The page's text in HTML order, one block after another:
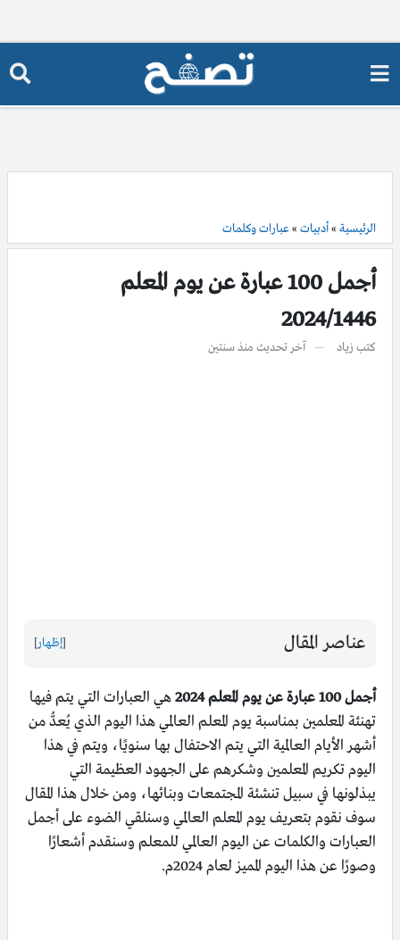
الرئيسية »أدبيات »عبارات وكلمات
أجمل 100 عبارة عن يوم المعلم
2024/1446
كتب زياد آخر تحديث منذ سنتين
عناصر المقال [إظهار]
أجمل 100 عبارة عن يوم المعلم 2024
هي العبارات التي يتم فيها
تهنئة المعلمين بمناسبة يوم المعلم العالمي هذا اليوم الذي يُعدُّ من
أشهر الأيام العالمية التي يتم الاحتفال بها سنويًا، ويتم في هذا
اليوم تكريم المعلمين وشكرهم على الجهود العظيمة التي
يبذلونها في سبيل تنشئة المجتمعات وبنائها، ومن خلال هذا المقال
سوف نقوم بتعريف يوم المعلم العالمي وسنلقي الضوء على أجمل
العبارات والكلمات عن اليوم العالمي للمعلم وسنقدم أشعارًا
وصورًا عن هذا اليوم المميز لعام 2024م.